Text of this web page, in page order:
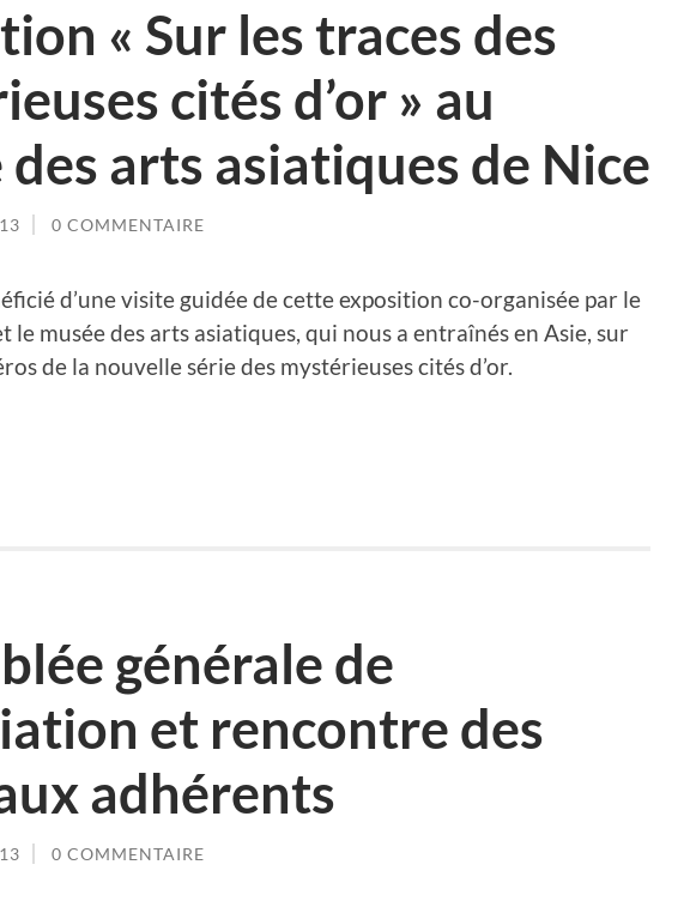
« Sur les traces des
cités d’or » au
des arts asiatiques de Nice
0 COMMENTAIRE
d’une visite guidée de cette exposition co-organisée par le
le musée des arts asiatiques, qui nous a entraînés en Asie, sur
de la nouvelle série des mystérieuses cités d’or.
générale de
et rencontre des
adhérents
0 COMMENTAIRE